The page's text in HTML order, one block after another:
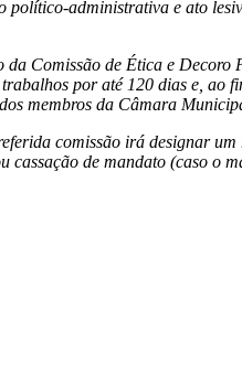
administrativa e ato
da Comissão de Ética e
por até 120 dias e, ao
membros da Câmara
comissão irá designar
de mandato (caso o